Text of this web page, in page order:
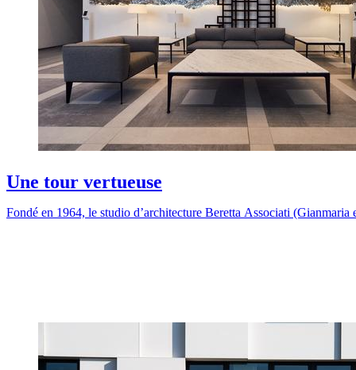
Une tour vertueuse
Fondé en 1964, le studio d’architecture Beretta Associati